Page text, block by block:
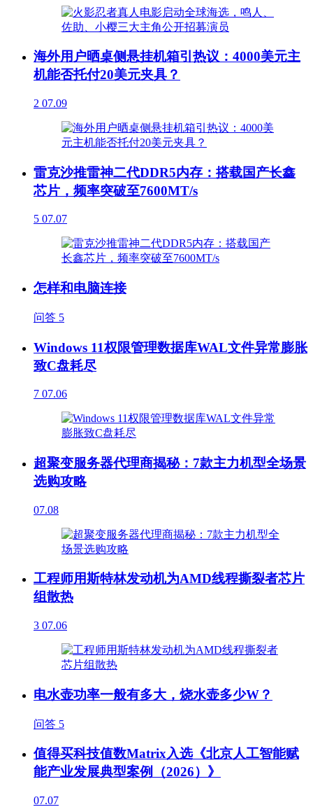
海外用户晒桌侧悬挂机箱引热议：4000美元主
机能否托付20美元夹具？
2 07.09
雷克沙推雷神二代DDR5内存：搭载国产长鑫
芯片，频率突破至7600MT/s
5 07.07
怎样和电脑连接
问答 5
Windows 11权限管理数据库WAL文件异常膨胀
致C盘耗尽
7 07.06
超聚变服务器代理商揭秘：7款主力机型全场景
选购攻略
07.08
工程师用斯特林发动机为AMD线程撕裂者芯片
组散热
3 07.06
电水壶功率一般有多大，烧水壶多少W？
问答 5
值得买科技值数Matrix入选《北京人工智能赋
能产业发展典型案例（2026）》
07.07